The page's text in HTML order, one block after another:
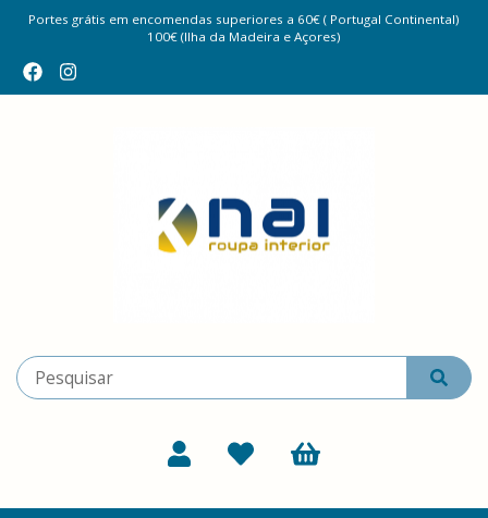
Portes grátis em encomendas superiores a 60€ ( Portugal Continental)
100€ (Ilha da Madeira e Açores)